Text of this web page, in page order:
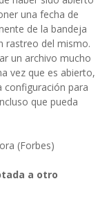
una fecha de
de la bandeja
rastreo del mismo.
un archivo mucho
vez que es abierto,
para
que pueda
(Forbes)
a otro